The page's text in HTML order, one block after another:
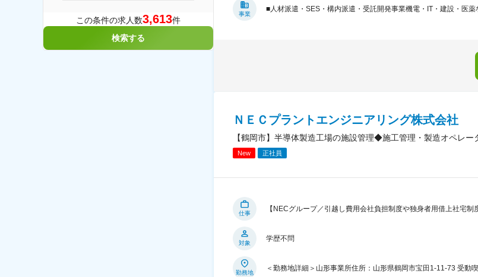
この条件の求人数3,613件
検索する
事業
■人材派遣・SES・構内派遣・受託開発事業機電・IT・建設・医
ＮＥＣプラントエンジニアリング株式会社
【鶴岡市】半導体製造工場の施設管理◆施工管理・製造オペレ
New 正社員
仕事
【NECグループ／引越し費用会社負担制度や独身者用借上社宅
対象
学歴不問
勤務地
＜勤務地詳細＞山形事業所住所：山形県鶴岡市宝田1-11-73 受動